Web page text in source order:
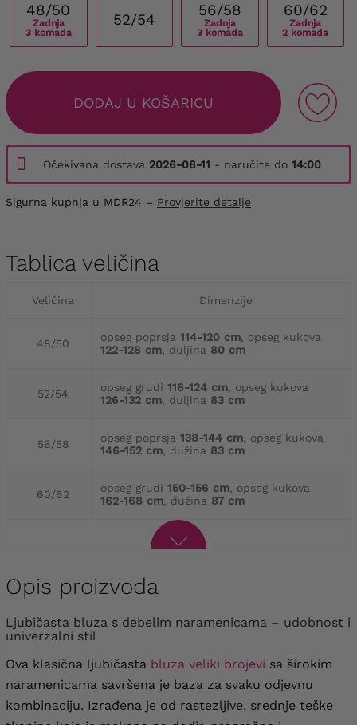
48/50
Zadnja
3 komada
52/54
56/58
Zadnja
3 komada
60/62
Zadnja
2 komada
DODAJ U KOŠARICU
Očekivana dostava 2026-08-11 - naručite do 14:00
Sigurna kupnja u MDR24 – Provjerite detalje
Tablica veličina
Veličina Dimenzije
48/50 opseg poprsja 114-120 cm, opseg kukova
122-128 cm, duljina 80 cm
52/54 opseg grudi 118-124 cm, opseg kukova
126-132 cm, duljina 83 cm
56/58 opseg poprsja 138-144 cm, opseg kukova
146-152 cm, dužina 83 cm
60/62 opseg grudi 150-156 cm, opseg kukova
162-168 cm, dužina 87 cm
Opis proizvoda
Ljubičasta bluza s debelim naramenicama – udobnost i
univerzalni stil
Ova klasična ljubičasta bluza veliki brojevi sa širokim
naramenicama savršena je baza za svaku odjevnu
kombinaciju. Izrađena je od rastezljive, srednje teške